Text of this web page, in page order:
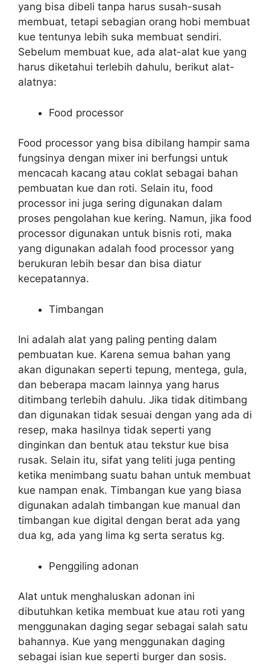
yang bisa dibeli tanpa harus susah-susah
membuat, tetapi sebagian orang hobi membuat
kue tentunya lebih suka membuat sendiri.
Sebelum membuat kue, ada alat-alat kue yang
harus diketahui terlebih dahulu, berikut alat-
alatnya:
Food processor
Food processor yang bisa dibilang hampir sama
fungsinya dengan mixer ini berfungsi untuk
mencacah kacang atau coklat sebagai bahan
pembuatan kue dan roti. Selain itu, food
processor ini juga sering digunakan dalam
proses pengolahan kue kering. Namun, jika food
processor digunakan untuk bisnis roti, maka
yang digunakan adalah food processor yang
berukuran lebih besar dan bisa diatur
kecepatannya.
Timbangan
Ini adalah alat yang paling penting dalam
pembuatan kue. Karena semua bahan yang
akan digunakan seperti tepung, mentega, gula,
dan beberapa macam lainnya yang harus
ditimbang terlebih dahulu. Jika tidak ditimbang
dan digunakan tidak sesuai dengan yang ada di
resep, maka hasilnya tidak seperti yang
dinginkan dan bentuk atau tekstur kue bisa
rusak. Selain itu, sifat yang teliti juga penting
ketika menimbang suatu bahan untuk membuat
kue nampan enak. Timbangan kue yang biasa
digunakan adalah timbangan kue manual dan
timbangan kue digital dengan berat ada yang
dua kg, ada yang lima kg serta seratus kg.
Penggiling adonan
Alat untuk menghaluskan adonan ini
dibutuhkan ketika membuat kue atau roti yang
menggunakan daging segar sebagai salah satu
bahannya. Kue yang menggunakan daging
sebagai isian kue seperti burger dan sosis.